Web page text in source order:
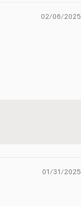
02/06/2025
01/31/2025